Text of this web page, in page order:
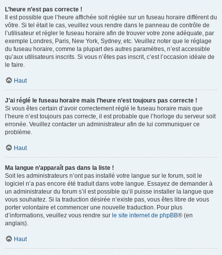
L’heure n’est pas correcte !
Il est possible que l’heure affichée soit réglée sur un fuseau horaire différent du
vôtre. Si tel était le cas, veuillez vous rendre dans le panneau de contrôle de
l’utilisateur et régler le fuseau horaire afin de trouver votre zone adéquate, par
exemple Londres, Paris, New York, Sydney, etc. Veuillez noter que le réglage
du fuseau horaire, comme la plupart des autres paramètres, n’est accessible
qu’aux utilisateurs inscrits. Si vous n’êtes pas inscrit, c’est l’occasion idéale de
le faire.
Haut
J’ai réglé le fuseau horaire mais l’heure n’est toujours pas correcte !
Si vous êtes certain d’avoir correctement réglé le fuseau horaire mais que
l’heure n’est toujours pas correcte, il est probable que l’horloge du serveur soit
erronée. Veuillez contacter un administrateur afin de lui communiquer ce
problème.
Haut
Ma langue n’apparaît pas dans la liste !
Soit les administrateurs n’ont pas installé votre langue sur le forum, soit le
logiciel n’a pas encore été traduit dans votre langue. Essayez de demander à
un administrateur du forum s’il est possible qu’il puisse installer la langue que
vous souhaitez. Si la traduction désirée n’existe pas, vous êtes libre de vous
porter volontaire et commencer une nouvelle traduction. Pour plus
d’informations, veuillez vous rendre sur le site internet de phpBB® (en
anglais).
Haut